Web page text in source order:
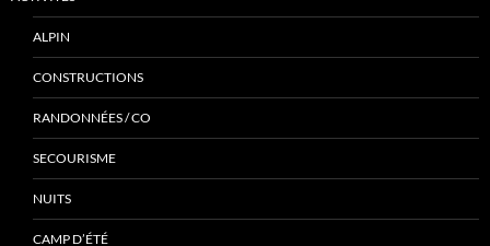
ALPIN
CONSTRUCTIONS
RANDONNÉES / CO
SECOURISME
NUITS
CAMP D’ÉTÉ